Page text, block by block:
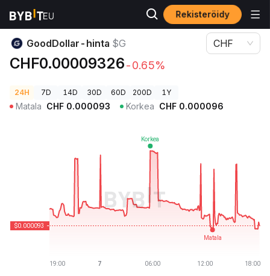
Rekisteröidy
Kryptohinnat
GoodDollar-hinta $G
CHF0.00009326-0.65%
CHF
24H 7D 14D 30D 60D 200D 1Y
Matala CHF 0.000093 Korkea CHF 0.000096